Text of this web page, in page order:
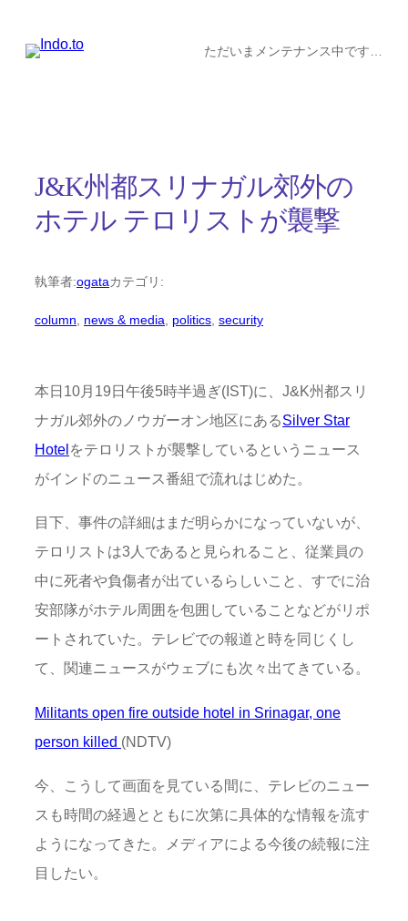
ただいまメンテナンス中です…
J&K州都スリナガル郊外の
ホテル テロリストが襲撃
執筆者:ogataカテゴリ:
column, news & media, politics, security
本日10月19日午後5時半過ぎ(IST)に、J&K州都スリ
ナガル郊外のノウガーオン地区にあるSilver Star
Hotelをテロリストが襲撃しているというニュース
がインドのニュース番組で流れはじめた。
目下、事件の詳細はまだ明らかになっていないが、
テロリストは3人であると見られること、従業員の
中に死者や負傷者が出ているらしいこと、すでに治
安部隊がホテル周囲を包囲していることなどがリポ
ートされていた。テレビでの報道と時を同じくし
て、関連ニュースがウェブにも次々出てきている。
Militants open fire outside hotel in Srinagar, one
person killed (NDTV)
今、こうして画面を見ている間に、テレビのニュー
スも時間の経過とともに次第に具体的な情報を流す
ようになってきた。メディアによる今後の続報に注
目したい。